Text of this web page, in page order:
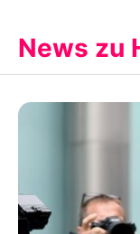
News zu